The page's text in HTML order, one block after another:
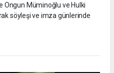
Ongun Müminoğlu ve Hulki
söyleşi ve imza günlerinde